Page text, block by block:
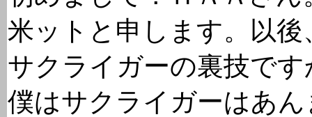
米ットと申します。以
サクライガーの裏技です
僕はサクライガーはあ